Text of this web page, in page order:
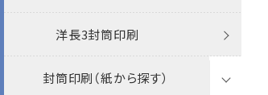
フタ折
給与明細封筒
角2封筒
返信用封筒
洋2タテ
プリンター対応
その他
プリンター対応
角20
角A4
角3
角8
洋長3封筒印刷
封筒印刷（紙から探す）